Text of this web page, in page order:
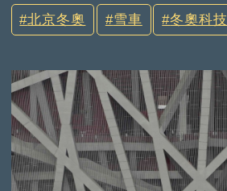
北京冬奧 雪車 冬奧科技